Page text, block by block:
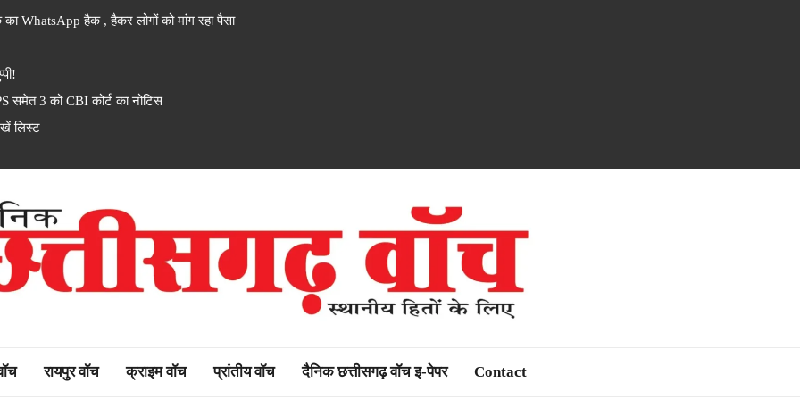
WhatsApp हैक , हैकर लोगों को मांग रहा पैसा
समेत 3 को CBI कोर्ट का नोटिस
लिस्ट
watch
रायपुर वॉच क्राइम वॉच प्रांतीय वॉच दैनिक छत्तीसगढ़ वॉच इ-पेपर Contact